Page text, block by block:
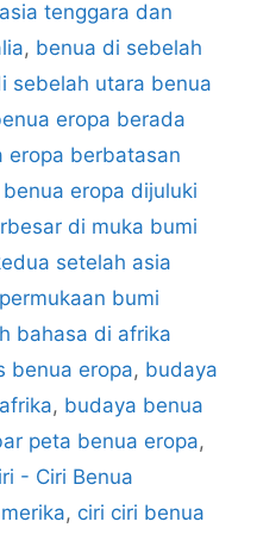
tenggara dan
, benua di sebelah
sebelah utara benua
eropa berada
eropa berbatasan
benua eropa dijuluki
di muka bumi
setelah asia
bumi
bahasa di afrika
benua eropa, budaya
, budaya benua
peta benua eropa,
- Ciri Benua
, ciri ciri benua